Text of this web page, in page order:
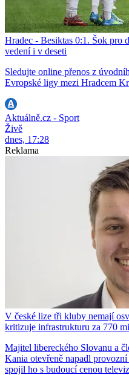
Hradec - Besiktas 0:1. Šok pro
vedení i v deseti
Sledujte online přenos z
Evropské ligy mezi Hradcem
Aktuálně.cz - Sport
Živě
dnes, 17:28
Reklama
V české lize tři kluby nemají
kritizuje infrastrukturu za 770
Majitel libereckého Slovanu a
Kania otevřeně napadl
spojil ho s budoucí cenou